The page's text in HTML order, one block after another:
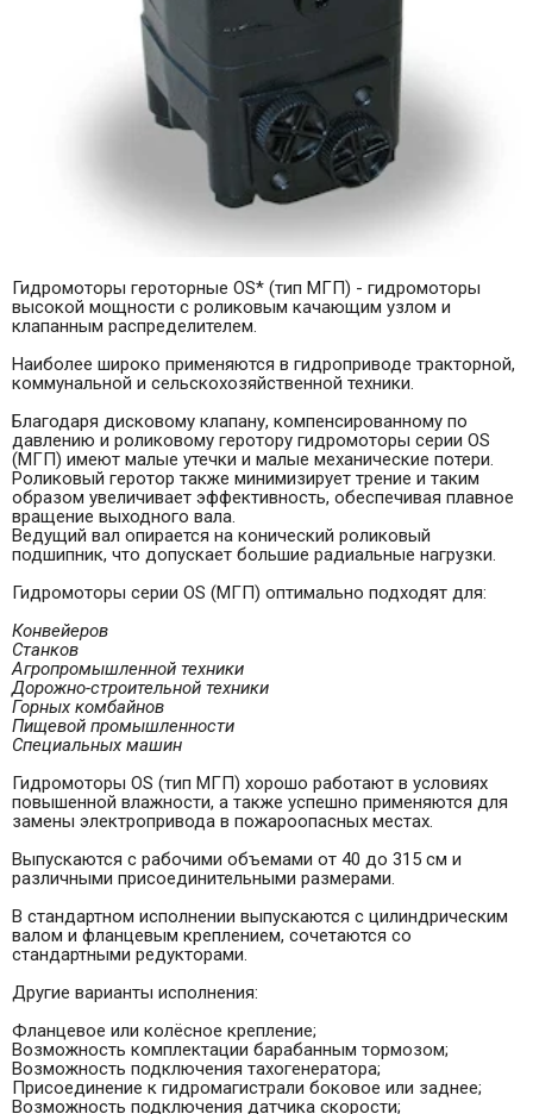
Гидромоторы героторные OS* (тип МГП) - гидромоторы
высокой мощности с роликовым качающим узлом и
клапанным распределителем.
Наиболее широко применяются в гидроприводе тракторной,
коммунальной и сельскохозяйственной техники.
Благодаря дисковому клапану, компенсированному по
давлению и роликовому геротору гидромоторы серии OS
(МГП) имеют малые утечки и малые механические потери.
Роликовый геротор также минимизирует трение и таким
образом увеличивает эффективность, обеспечивая плавное
вращение выходного вала.
Ведущий вал опирается на конический роликовый
подшипник, что допускает большие радиальные нагрузки.
Гидромоторы серии OS (МГП) оптимально подходят для:
Конвейеров
Станков
Агропромышленной техники
Дорожно-строительной техники
Горных комбайнов
Пищевой промышленности
Специальных машин
Гидромоторы OS (тип МГП) хорошо работают в условиях
повышенной влажности, а также успешно применяются для
замены электропривода в пожароопасных местах.
Выпускаются с рабочими объемами от 40 до 315 см и
различными присоединительными размерами.
В стандартном исполнении выпускаются с цилиндрическим
валом и фланцевым креплением, сочетаются со
стандартными редукторами.
Другие варианты исполнения:
Фланцевое или колёсное крепление;
Возможность комплектации барабанным тормозом;
Возможность подключения тахогенератора;
Присоединение к гидромагистрали боковое или заднее;
Возможность подключения датчика скорости;